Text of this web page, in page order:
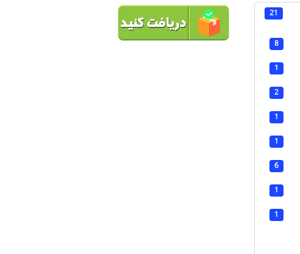
21
8
1
2
1
1
6
1
1